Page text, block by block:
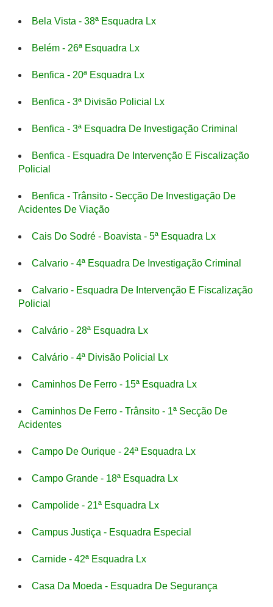
Bela Vista - 38ª Esquadra Lx
Belém - 26ª Esquadra Lx
Benfica - 20ª Esquadra Lx
Benfica - 3ª Divisão Policial Lx
Benfica - 3ª Esquadra De Investigação Criminal
Benfica - Esquadra De Intervenção E Fiscalização
Policial
Benfica - Trânsito - Secção De Investigação De
Acidentes De Viação
Cais Do Sodré - Boavista - 5ª Esquadra Lx
Calvario - 4ª Esquadra De Investigação Criminal
Calvario - Esquadra De Intervenção E Fiscalização
Policial
Calvário - 28ª Esquadra Lx
Calvário - 4ª Divisão Policial Lx
Caminhos De Ferro - 15ª Esquadra Lx
Caminhos De Ferro - Trânsito - 1ª Secção De
Acidentes
Campo De Ourique - 24ª Esquadra Lx
Campo Grande - 18ª Esquadra Lx
Campolide - 21ª Esquadra Lx
Campus Justiça - Esquadra Especial
Carnide - 42ª Esquadra Lx
Casa Da Moeda - Esquadra De Segurança